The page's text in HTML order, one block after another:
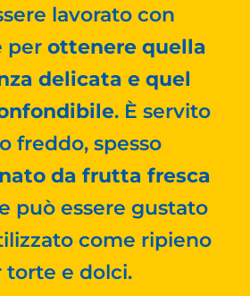
lavorato con
per ottenere quella
delicata e quel
. È servito
freddo, spesso
da frutta fresca
può essere gustato
come ripieno
torte e dolci.